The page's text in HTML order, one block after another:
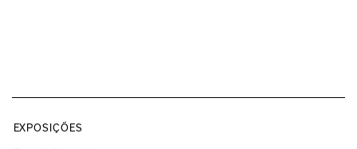
EXPOSIÇÕES